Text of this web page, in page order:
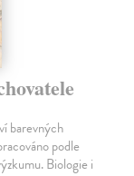
barevných
podle
Biologie i